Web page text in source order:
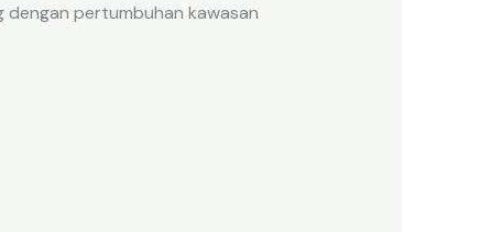
pertumbuhan kawasan